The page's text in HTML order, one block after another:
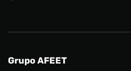
Grupo AFEET